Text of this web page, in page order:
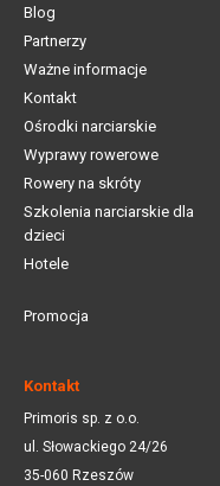
Blog
Partnerzy
Ważne informacje
Kontakt
Ośrodki narciarskie
Wyprawy rowerowe
Rowery na skróty
Szkolenia narciarskie dla
dzieci
Hotele
Promocja
Kontakt
Primoris sp. z o.o.
ul. Słowackiego 24/26
35-060 Rzeszów